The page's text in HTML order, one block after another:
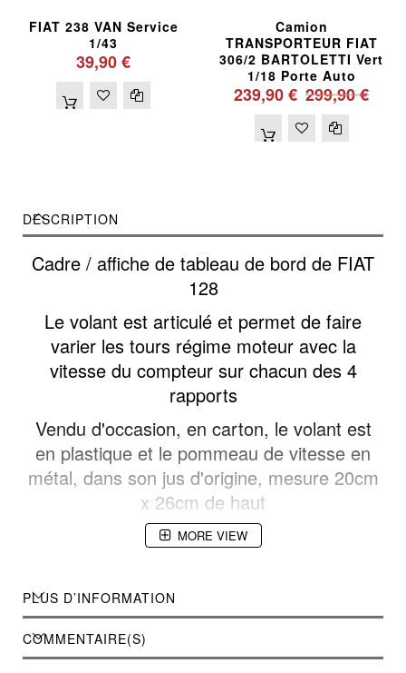
FIAT 238 VAN Service
1/43
39,90 €
Camion
TRANSPORTEUR FIAT
306/2 BARTOLETTI Vert
1/18 Porte Auto
239,90 € 299,90 €
DESCRIPTION
Cadre / affiche de tableau de bord de FIAT
128
Le volant est articulé et permet de faire
varier les tours régime moteur avec la
vitesse du compteur sur chacun des 4
rapports
Vendu d'occasion, en carton, le volant est
en plastique et le pommeau de vitesse en
métal, dans son jus d'origine, mesure 20cm
x 26cm de haut
MORE VIEW
PLUS D’INFORMATION
COMMENTAIRE(S)